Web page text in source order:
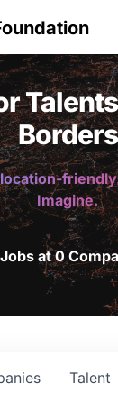
Borders
Imagine.
at 0
Talent